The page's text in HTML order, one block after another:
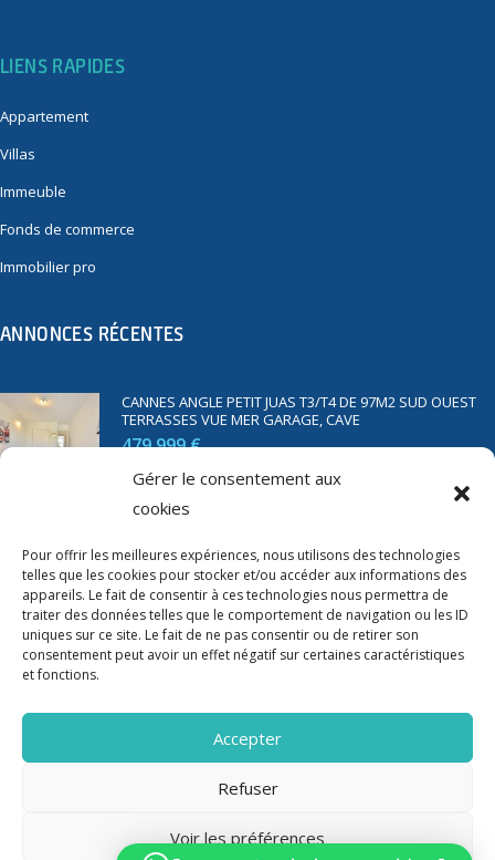
Gérer le consentement aux
cookies
Pour offrir les meilleures expériences, nous utilisons des technologies
telles que les cookies pour stocker et/ou accéder aux informations des
appareils. Le fait de consentir à ces technologies nous permettra de
traiter des données telles que le comportement de navigation ou les ID
uniques sur ce site. Le fait de ne pas consentir ou de retirer son
consentement peut avoir un effet négatif sur certaines caractéristiques
et fonctions.
Accepter
Refuser
Voir les préférences
LIENS RAPIDES
Appartement
Villas
Immeuble
Fonds de commerce
Immobilier pro
ANNONCES RÉCENTES
CANNES ANGLE PETIT JUAS T3/T4 DE 97M2 SUD OUEST
TERRASSES VUE MER GARAGE, CAVE
479 999 €
TERRASSE PARKING
350 000 €
2020-2023 Riviera Immo - Tous Droits réservés -Mentions Légales